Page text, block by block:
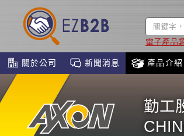
電子產品
關於公司 新聞消息 產品介紹
勤工